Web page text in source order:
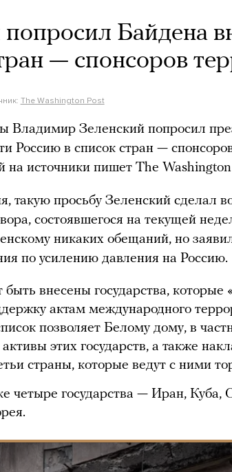
Байдена
— спонсоров
The Washington Post
Владимир Зеленский попросил
Россию в список стран —
на источники пишет The Washington
такую просьбу Зеленский сделал
состоявшегося на текущей
никаких обещаний, но
по усилению давления на Россию.
быть внесены государства, которые
актам международного
позволяет Белому дому, в
этих государств, а также
страны, которые ведут с ними
четыре государства — Иран, Куба,